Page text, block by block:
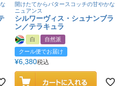
開けたてからバタースコッチの甘やかな
ニュアンス
シルワーヴィス・シュナンブラ
ン／テラキュラ
白
自然派
クール便でお届け
¥6,380税込